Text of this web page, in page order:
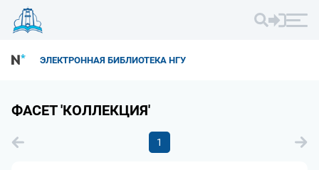
ЭЛЕКТРОННАЯ БИБЛИОТЕКА НГУ
ФАСЕТ 'КОЛЛЕКЦИЯ'
1